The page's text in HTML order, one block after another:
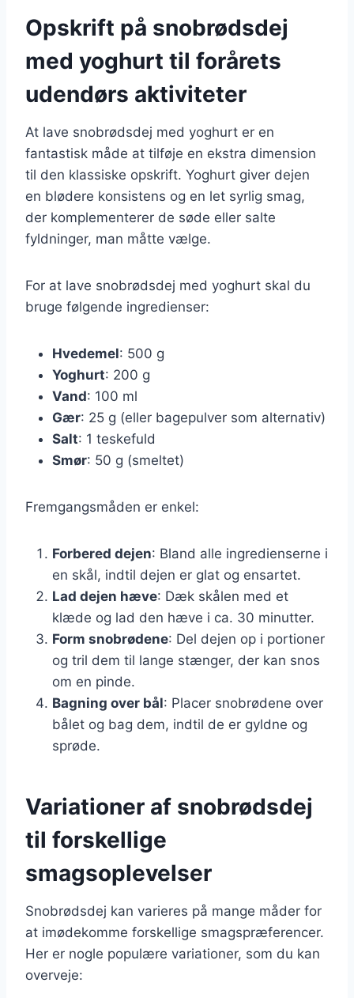
Opskrift på snobrødsdej
med yoghurt til forårets
udendørs aktiviteter
At lave snobrødsdej med yoghurt er en
fantastisk måde at tilføje en ekstra dimension
til den klassiske opskrift. Yoghurt giver dejen
en blødere konsistens og en let syrlig smag,
der komplementerer de søde eller salte
fyldninger, man måtte vælge.
For at lave snobrødsdej med yoghurt skal du
bruge følgende ingredienser:
Hvedemel: 500 g
Yoghurt: 200 g
Vand: 100 ml
Gær: 25 g (eller bagepulver som alternativ)
Salt: 1 teskefuld
Smør: 50 g (smeltet)
Fremgangsmåden er enkel:
Forbered dejen: Bland alle ingredienserne i
en skål, indtil dejen er glat og ensartet.
Lad dejen hæve: Dæk skålen med et
klæde og lad den hæve i ca. 30 minutter.
Form snobrødene: Del dejen op i portioner
og tril dem til lange stænger, der kan snos
om en pinde.
Bagning over bål: Placer snobrødene over
bålet og bag dem, indtil de er gyldne og
sprøde.
Variationer af snobrødsdej
til forskellige
smagsoplevelser
Snobrødsdej kan varieres på mange måder for
at imødekomme forskellige smagspræferencer.
Her er nogle populære variationer, som du kan
overveje: